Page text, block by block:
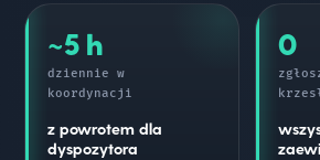
~5 h
dziennie w
koordynacji
z powrotem dla
dyspozytora
0